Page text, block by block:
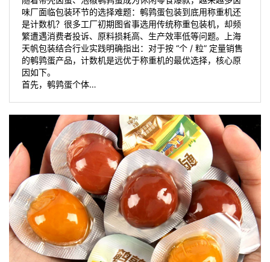
味厂面临包装环节的选择难题：鹌鹑蛋包装到底用称重机还
是计数机？很多工厂初期图省事选用传统称重包装机，却频
繁遭遇消费者投诉、原料损耗高、生产效率低等问题。上海
天帆包装结合行业实践明确指出：对于按 “个 / 粒” 定量销售
的鹌鹑蛋产品，计数机是远优于称重机的最优选择，核心原
因如下。
首先，鹌鹑蛋个体…